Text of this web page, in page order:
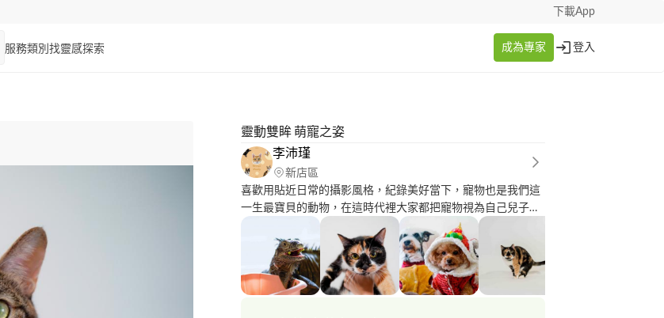
下載App
服務類別 找靈感探索 成為專家 登入
靈動雙眸 萌寵之姿
李沛瑾
新店區
喜歡用貼近日常的攝影風格，紀錄美好當下，寵物也是我們這
一生最寶貝的動物，在這時代裡大家都把寵物視為自己兒子或
是女兒，雖然牠們的生命比我們短暫，利用攝影方式拍出當下
最值得紀念的畫面，讓攝影不僅是珍藏紀念，亦可客製成獨一
無二的商品，讓毛孩的影像時時陪伴在你身邊。 拍攝內容： 全
家福／寵物寫真／外拍服務／寵物派對拍攝／ 免費中途拍攝／
到府服務，皆可討論。 更多作品集可參考 instagram: